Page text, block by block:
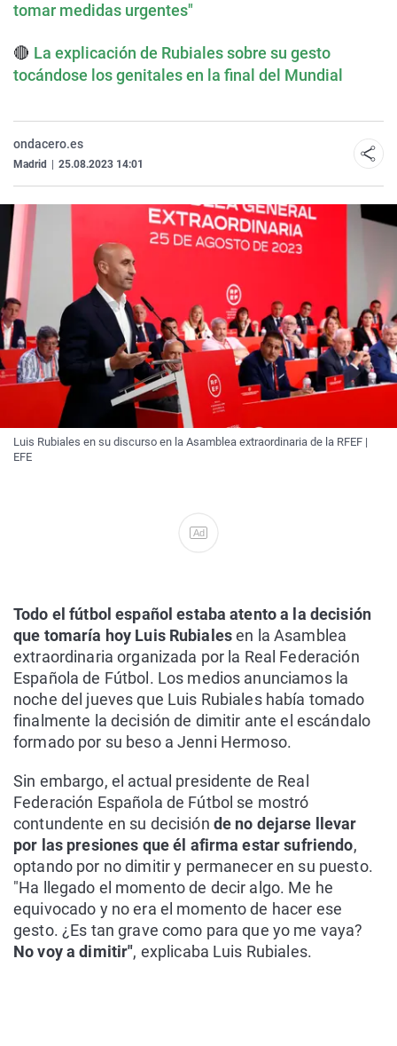
tomar medidas urgentes"
🔴 La explicación de Rubiales sobre su gesto
tocándose los genitales en la final del Mundial
ondacero.es
Madrid 25.08.2023 14:01
Luis Rubiales en su discurso en la Asamblea extraordinaria de la RFEF |
EFE
Ad
Todo el fútbol español estaba atento a la decisión
que tomaría hoy Luis Rubialesen la Asamblea
extraordinaria organizada por la Real Federación
Española de Fútbol. Los medios anunciamos la
noche del jueves que Luis Rubiales había tomado
finalmente la decisión de dimitir ante el escándalo
formado por su beso a Jenni Hermoso.
Sin embargo, el actual presidente de Real
Federación Española de Fútbol se mostró
contundente en su decisión de no dejarse llevar
por las presiones que él afirma estar sufriendo,
optando por no dimitir y permanecer en su puesto.
"Ha llegado el momento de decir algo. Me he
equivocado y no era el momento de hacer ese
gesto. ¿Es tan grave como para que yo me vaya?
No voy a dimitir", explicaba Luis Rubiales.